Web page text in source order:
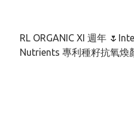
RL ORGANIC XI 週年
Nutrients 專利種籽抗氧